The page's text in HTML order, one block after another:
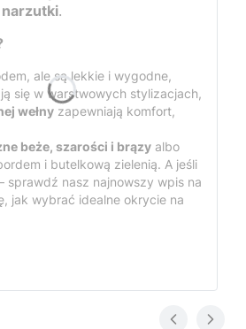
.
ale są lekkie i wygodne,
się w warstwowych stylizacjach,
wełny zapewniają komfort,
beże, szarości i brązy albo
i butelkową zielenią. A jeśli
sprawdź nasz najnowszy wpis na
jak wybrać idealne okrycie na